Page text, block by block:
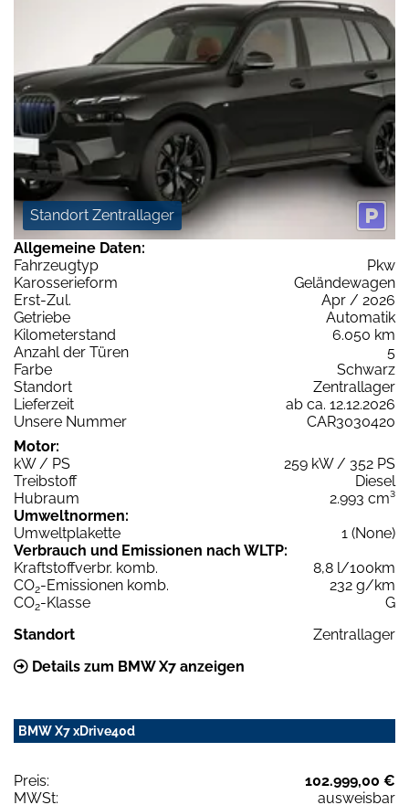
Standort Zentrallager
Allgemeine Daten:
Fahrzeugtyp
Pkw
Karosserieform
Geländewagen
Erst-Zul.
Apr / 2026
Getriebe
Automatik
Kilometerstand
6.050 km
Anzahl der Türen
5
Farbe
Schwarz
Standort
Zentrallager
Lieferzeit
ab ca. 12.12.2026
Unsere Nummer
CAR3030420
Motor:
kW / PS
259 kW / 352 PS
Treibstoff
Diesel
Hubraum
2.993 cm³
Umweltnormen:
Umweltplakette
1 (None)
Verbrauch und Emissionen nach WLTP:
Kraftstoffverbr. komb.
8,8 l/100km
CO2-Emissionen komb.
232 g/km
CO2-Klasse
G
Standort
Zentrallager
Details zum BMW X7 anzeigen
BMW X7 xDrive40d
Preis:
102.999,00 €
MWSt:
ausweisbar